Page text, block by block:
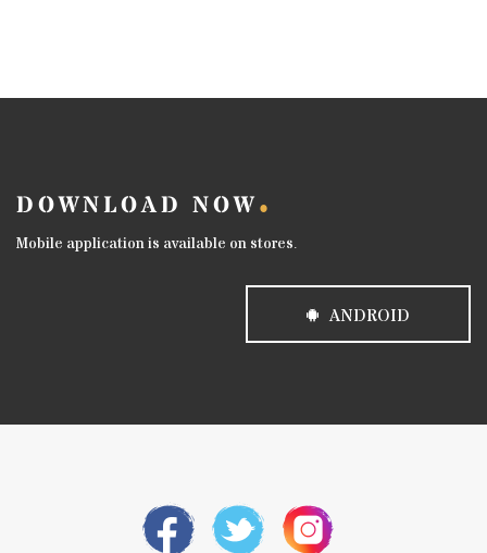
DOWNLOAD NOW
Mobile application is available on stores.
ANDROID